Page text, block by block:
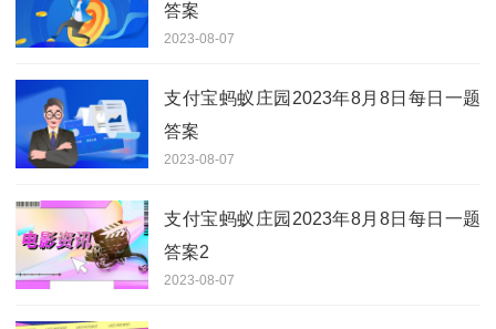
答案
2023-08-07
支付宝蚂蚁庄园2023年8月8日每日一题
答案
2023-08-07
支付宝蚂蚁庄园2023年8月8日每日一题
答案2
2023-08-07